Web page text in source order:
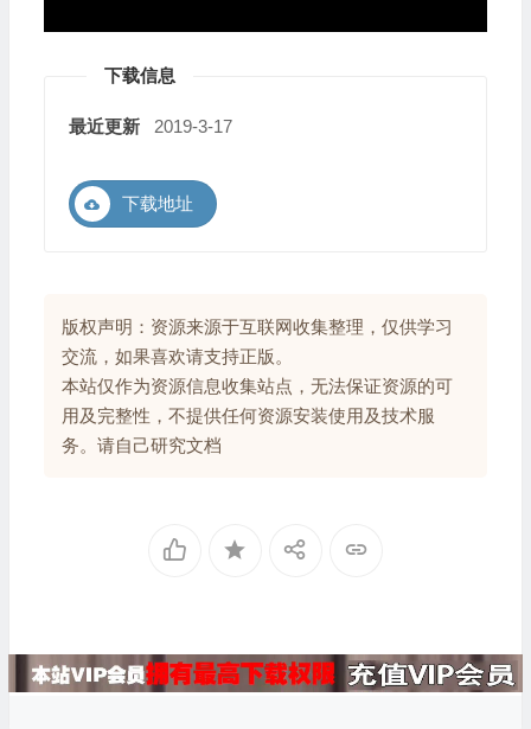
下载信息
最近更新 2019-3-17
下载地址
版权声明：资源来源于互联网收集整理，仅供学习
交流，如果喜欢请支持正版。
本站仅作为资源信息收集站点，无法保证资源的可
用及完整性，不提供任何资源安装使用及技术服
务。请自己研究文档